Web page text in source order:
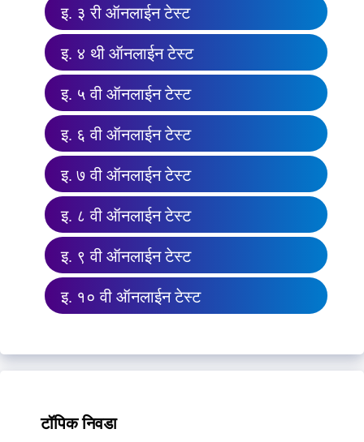
इ. ३ री ऑनलाईन टेस्ट
इ. ४ थी ऑनलाईन टेस्ट
इ. ५ वी ऑनलाईन टेस्ट
इ. ६ वी ऑनलाईन टेस्ट
इ. ७ वी ऑनलाईन टेस्ट
इ. ८ वी ऑनलाईन टेस्ट
इ. ९ वी ऑनलाईन टेस्ट
इ. १० वी ऑनलाईन टेस्ट
टॉपिक निवडा